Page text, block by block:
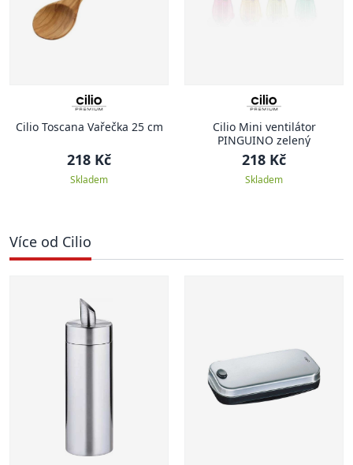
Cilio Toscana Vařečka 25 cm
218 Kč
Skladem
Cilio Mini ventilátor
PINGUINO zelený
218 Kč
Skladem
Více od Cilio